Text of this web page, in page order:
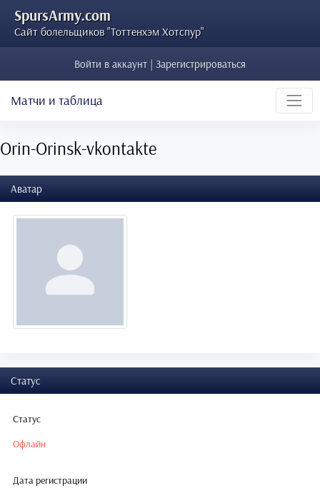
SpursArmy.com
Сайт болельщиков "Тоттенхэм Хотспур"
Войти в аккаунт | Зарегистрироваться
Матчи и таблица
Orin-Orinsk-vkontakte
Аватар
Статус
Статус
Офлайн
Дата регистрации